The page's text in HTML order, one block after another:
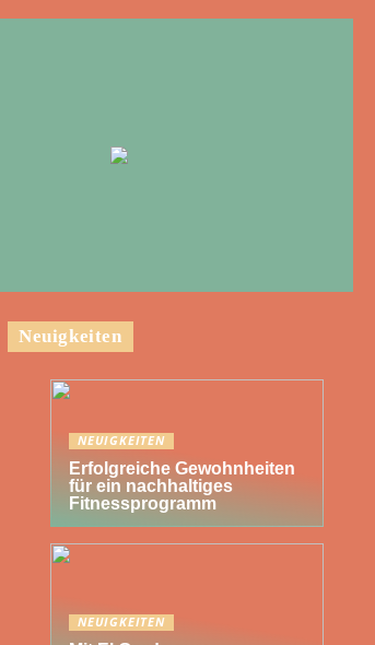
Neuigkeiten
NEUIGKEITEN
Erfolgreiche Gewohnheiten
für ein nachhaltiges
Fitnessprogramm
NEUIGKEITEN